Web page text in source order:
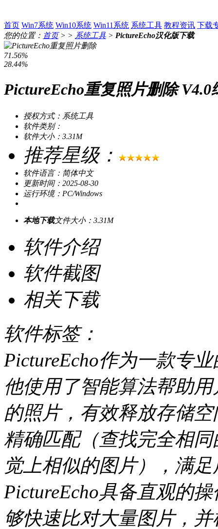
首页 Win7系统 Win10系统 Win11系统 系统工具 教程资讯 下载
您的位置： 首页> > 系统工具 > PictureEcho汉化版下载
71.56%
28.44%
PictureEcho重复照片删除 V4.0
授权方式：系统工具
软件类别：
软件大小：3.31M
推荐星级：
软件语言：简体中文
更新时间：2025-08-30
运行环境：PC/Windows
本地下载文件大小：3.31M
软件介绍
软件截图
相关下载
软件标签：
PictureEcho作为一款专
他使用了智能算法帮助
的照片，有效释放存储
精确匹配（查找完全相
觉上相似的图片），满
PictureEcho具备直观的
够快速比对大量图片，